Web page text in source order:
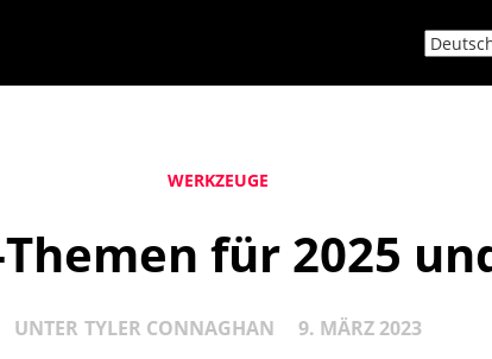
WERKZEUGE
für 2025
UNTER TYLER CONNAGHAN 9. MÄRZ 2023